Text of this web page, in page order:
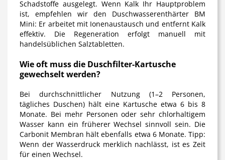
Schadstoffe ausgelegt. Wenn Kalk Ihr Hauptproblem
ist, empfehlen wir den Duschwasserenthärter BM
Mini: Er arbeitet mit Ionenaustausch und entfernt Kalk
effektiv. Die Regeneration erfolgt manuell mit
handelsüblichen Salztabletten.
Wie oft muss die Duschfilter-Kartusche
gewechselt werden?
Bei durchschnittlicher Nutzung (1–2 Personen,
tägliches Duschen) hält eine Kartusche etwa 6 bis 8
Monate. Bei mehr Personen oder sehr chlorhaltigem
Wasser kann ein früherer Wechsel sinnvoll sein. Die
Carbonit Membran hält ebenfalls etwa 6 Monate. Tipp:
Wenn der Wasserdruck merklich nachlässt, ist es Zeit
für einen Wechsel.